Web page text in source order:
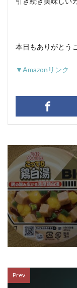
本日もありがとう
▼Amazonリンク
Prev